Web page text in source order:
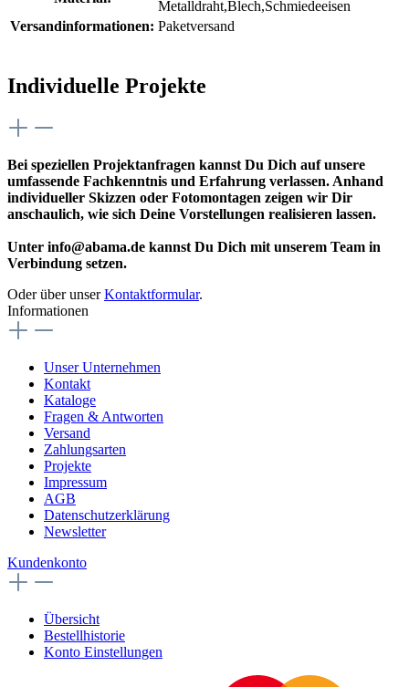
Metalldraht,Blech,Schmiedeeisen
Versandinformationen: Paketversand
Individuelle Projekte
Bei speziellen Projektanfragen kannst Du Dich auf unsere
umfassende Fachkenntnis und Erfahrung verlassen. Anhand
individueller Skizzen oder Fotomontagen zeigen wir Dir
anschaulich, wie sich Deine Vorstellungen realisieren lassen.
Unter info@abama.de kannst Du Dich mit unserem Team in
Verbindung setzen.
Oder über unserKontaktformular.
Informationen
Unser Unternehmen
Kontakt
Kataloge
Fragen & Antworten
Versand
Zahlungsarten
Projekte
Impressum
AGB
Datenschutzerklärung
Newsletter
Kundenkonto
Übersicht
Bestellhistorie
Konto Einstellungen